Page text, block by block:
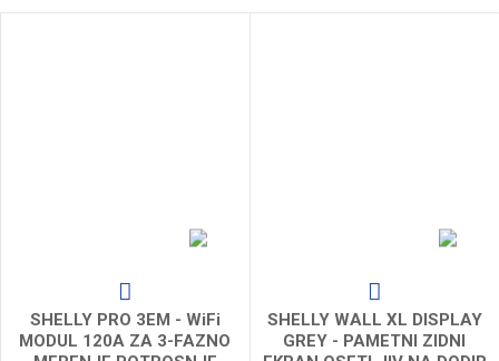
SHELLY PRO 3EM - WiFi
MODUL 120A ZA 3-FAZNO
SHELLY WALL XL DISPLAY
GREY - PAMETNI ZIDNI